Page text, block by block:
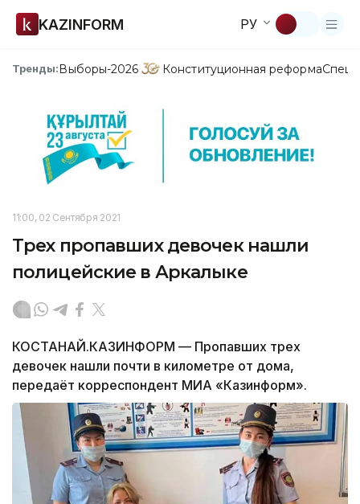
KAZINFORM РУ
Тренды:Выборы-2026 Конституционная реформа
11:00, 02 Сентября 2021
Трех пропавших девочек нашли
полицейские в Аркалыке
КОСТАНАЙ.КАЗИНФОРМ — Пропавших трех
девочек нашли почти в километре от дома,
передаёт корреспондент МИА «Казинформ».